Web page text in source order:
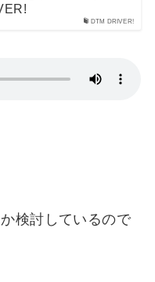
DTM DRIVER!
検討しているので